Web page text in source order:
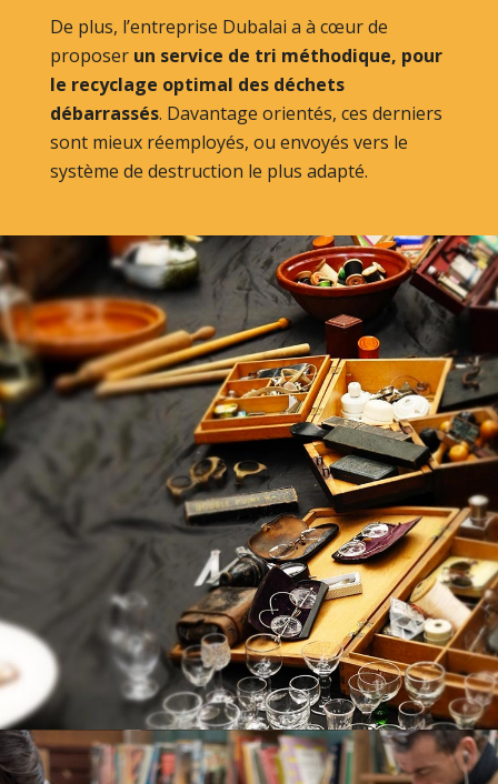
De plus, l’entreprise Dubalai a à cœur de
proposer un service de tri méthodique, pour
le recyclage optimal des déchets
débarrassés. Davantage orientés, ces derniers
sont mieux réemployés, ou envoyés vers le
système de destruction le plus adapté.